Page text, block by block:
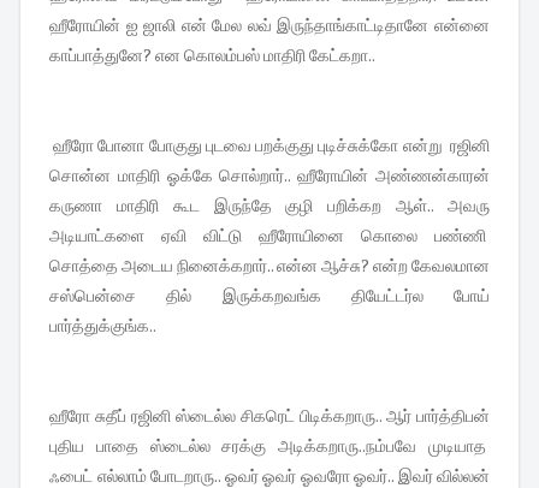
ஹீரோயின் ஐ ஜாலி என் மேல லவ் இருந்தாங்காட்டிதானே என்னை
காப்பாத்துனே? என கொலம்பஸ் மாதிரி கேட்கறா..
ஹீரோ போனா போகுது புடவை பறக்குது புடிச்சுக்கோ என்று ரஜினி
சொன்ன மாதிரி ஓக்கே சொல்றார்.. ஹீரோயின் அண்ணன்காரன்
கருணா மாதிரி கூட இருந்தே குழி பறிக்கற ஆள்.. அவரு
அடியாட்களை ஏவி விட்டு ஹீரோயினை கொலை பண்ணி
சொத்தை அடைய நினைக்கறார்.. என்ன ஆச்சு? என்ற கேவலமான
சஸ்பென்சை தில் இருக்கறவங்க தியேட்டர்ல போய்
பார்த்துக்குங்க..
ஹீரோ சுதீப் ரஜினி ஸ்டைல்ல சிகரெட் பிடிக்கறாரு.. ஆர் பார்த்திபன்
புதிய பாதை ஸ்டைல்ல சரக்கு அடிக்கறாரு..நம்பவே முடியாத
ஃபைட் எல்லாம் போடறாரு.. ஓவர் ஓவர் ஓவரோ ஓவர்.. இவர் வில்லன்